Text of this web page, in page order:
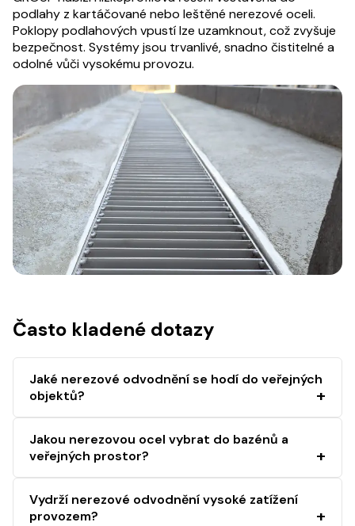
podlahy z kartáčované nebo leštěné nerezové oceli.
Poklopy podlahových vpustí lze uzamknout, což zvyšuje
bezpečnost. Systémy jsou trvanlivé, snadno čistitelné a
odolné vůči vysokému provozu.
Často kladené dotazy
Jaké nerezové odvodnění se hodí do veřejných
objektů?
Jakou nerezovou ocel vybrat do bazénů a
veřejných prostor?
Vydrží nerezové odvodnění vysoké zatížení
provozem?